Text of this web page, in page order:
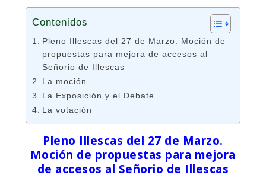
Contenidos
Pleno Illescas del 27 de Marzo. Moción de
propuestas para mejora de accesos al
Señorio de Illescas
La moción
La Exposición y el Debate
La votación
Pleno Illescas del 27 de Marzo.
Moción de propuestas para mejora
de accesos al Señorio de Illescas